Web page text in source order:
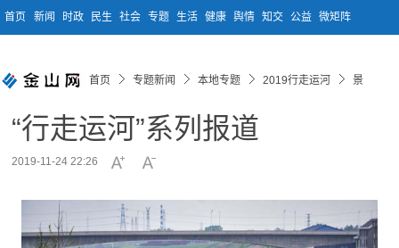
首页 新闻 时政 民生 社会 专题 生活 健康 舆情 知交 公益 微矩阵
首页 专题新闻 本地专题 2019行走运河 景
“行走运河”系列报道
2019-11-24 22:26